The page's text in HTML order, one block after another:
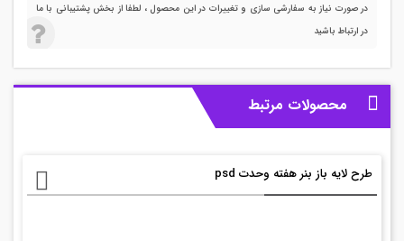
در صورت نیاز به سفارشی سازی و تغییرات در این محصول ، لطفا از بخش پشتیبانی با ما
در ارتباط باشید
محصولات مرتبط
طرح لایه باز بنر هفته وحدت psd